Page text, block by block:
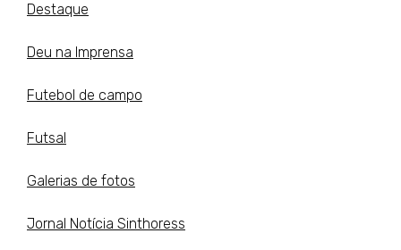
Destaque
Deu na Imprensa
Futebol de campo
Futsal
Galerias de fotos
Jornal Notícia Sinthoress